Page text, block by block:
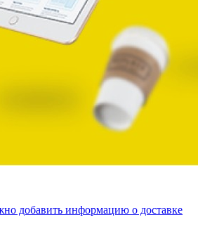
добавить информацию о доставке